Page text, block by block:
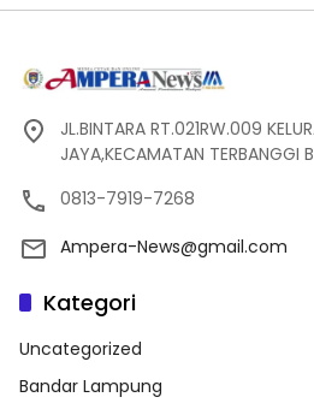
JL.BINTARA RT.021RW.009
JAYA,KECAMATAN TERBANGGI
0813-7919-7268
Ampera-News@gmail.com
Kategori
Uncategorized
Bandar Lampung